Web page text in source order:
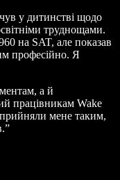
у дитинстві щодо
труднощами.
на SAT, але показав
професійно. Я
а й
працівникам Wake
мене таким,